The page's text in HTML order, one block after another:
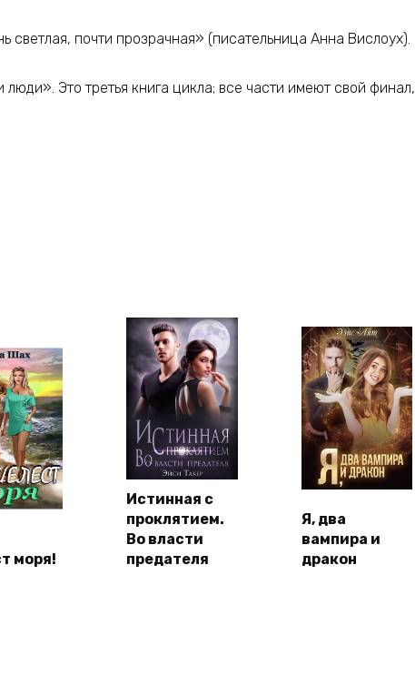
светлая, почти прозрачная» (писательница Анна Вислоух).
Это третья книга цикла; все части имеют свой финал,
моря!
Истинная с
проклятием.
Во власти
предателя
Я, два
вампира и
дракон